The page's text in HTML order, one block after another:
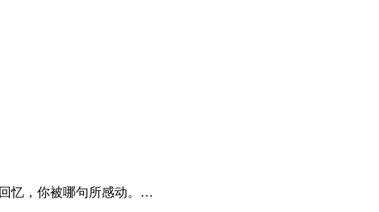
忆，你被哪句所感动。…